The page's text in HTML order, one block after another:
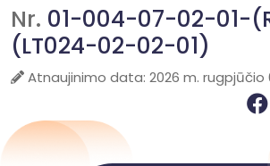
Nr. 01-004-07-02-01-
(LT024-02-02-01)
Atnaujinimo data: 2026 m. rugpjūčio